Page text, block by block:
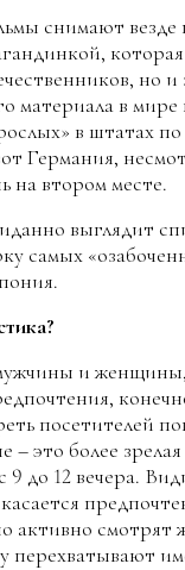
снимают везде
которая
но
материала в
в штатах
Германия,
на втором месте.
выглядит
самых
и
посетителей
– это более
9 до 12 вечера.
активно
перехватывают